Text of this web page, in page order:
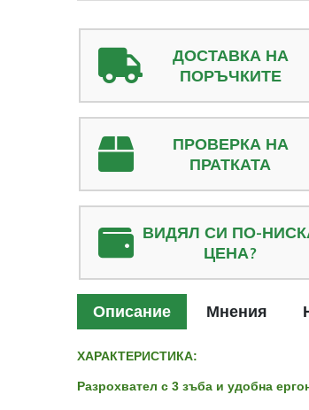
ДОСТАВКА НА
ПОРЪЧКИТЕ
ПРОВЕРКА НА
ПРАТКАТА
ВИДЯЛ СИ ПО-
ЦЕНА?
Описание Мнения
ХАРАКТЕРИСТИКА:
Разрохвател с 3 зъба и удобна